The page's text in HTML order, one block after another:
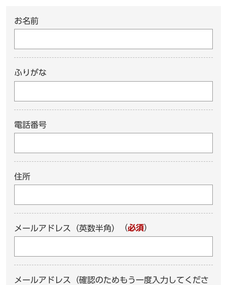
お名前
ふりがな
電話番号
住所
メールアドレス（英数半角） （必須）
メールアドレス（確認のためもう一度入力してくださ